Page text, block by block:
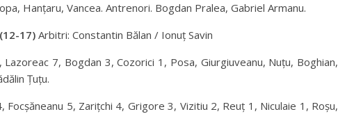
Hanțaru, Vancea. Antrenori. Bogdan Pralea, Gabriel Armanu.
(12-17) Arbitri: Constantin Bălan / Ionuț Savin
7, Bogdan 3, Cozorici 1, Posa, Giurgiuveanu, Nuțu, Boghian,
Țuțu.
Focșăneanu 5, Zarițchi 4, Grigore 3, Vizitiu 2, Reuț 1, Niculaie 1, Roșu,